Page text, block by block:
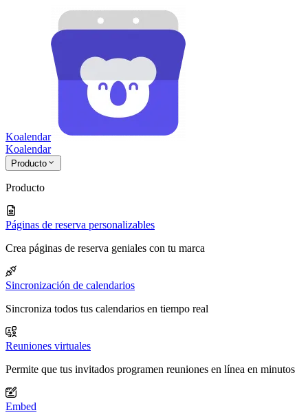
Koalendar
Koalendar
Producto
Producto
Páginas de reserva personalizables
Crea páginas de reserva geniales con tu marca
Sincronización de calendarios
Sincroniza todos tus calendarios en tiempo real
Reuniones virtuales
Permite que tus invitados programen reuniones en línea en minutos
Embed